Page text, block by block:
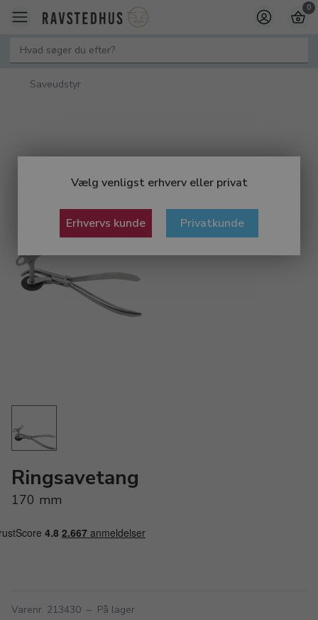
Vælg venligst erhverv eller privat
Erhvervs kunde Privatkunde
0
Saveudstyr
Ringsavetang
170 mm
Varenr. 213430 – På lager